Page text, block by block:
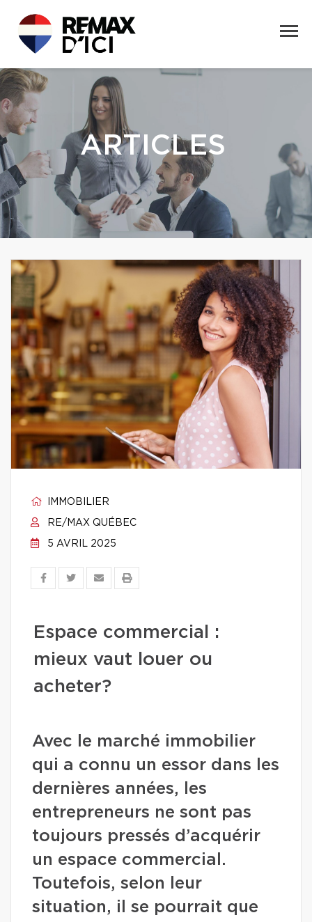
ARTICLES
IMMOBILIER
RE/MAX QUÉBEC
5 AVRIL 2025
Espace commercial :
mieux vaut louer ou
acheter?
Avec le marché immobilier
qui a connu un essor dans les
dernières années, les
entrepreneurs ne sont pas
toujours pressés d’acquérir
un espace commercial.
Toutefois, selon leur
situation, il se pourrait que